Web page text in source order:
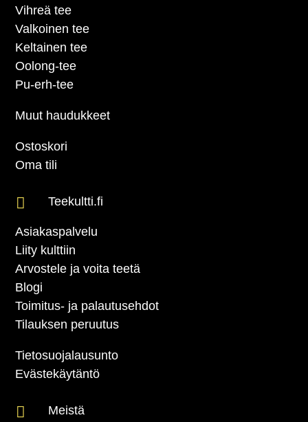
Vihreä tee
Valkoinen tee
Keltainen tee
Oolong-tee
Pu-erh-tee
Muut haudukkeet
Ostoskori
Oma tili
 Teekultti.fi
Asiakaspalvelu
Liity kulttiin
Arvostele ja voita teetä
Blogi
Toimitus- ja palautusehdot
Tilauksen peruutus
Tietosuojalausunto
Evästekäytäntö
 Meistä